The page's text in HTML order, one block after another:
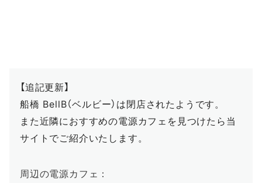
【追記更新】
船橋 BellB（ベルビー）は閉店されたようです。
また近隣におすすめの電源カフェを見つけたら当
サイトでご紹介いたします。
周辺の電源カフェ：